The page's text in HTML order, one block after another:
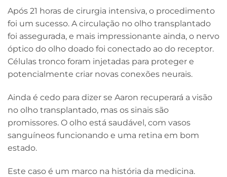
Após 21 horas de cirurgia intensiva, o procedimento
foi um sucesso. A circulação no olho transplantado
foi assegurada, e mais impressionante ainda, o nervo
óptico do olho doado foi conectado ao do receptor.
Células tronco foram injetadas para proteger e
potencialmente criar novas conexões neurais.
Ainda é cedo para dizer se Aaron recuperará a visão
no olho transplantado, mas os sinais são
promissores. O olho está saudável, com vasos
sanguíneos funcionando e uma retina em bom
estado.
Este caso é um marco na história da medicina.